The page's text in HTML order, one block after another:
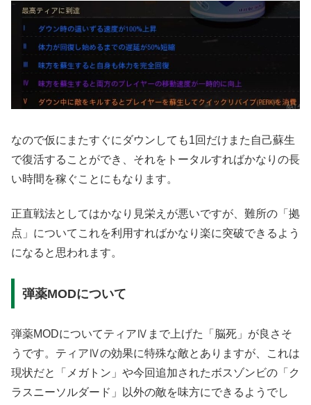
なので仮にまたすぐにダウンしても1回だけまた自己蘇生
で復活することができ、それをトータルすればかなりの長
い時間を稼ぐことにもなります。
正直戦法としてはかなり見栄えが悪いですが、難所の「拠
点」についてこれを利用すればかなり楽に突破できるよう
になると思われます。
弾薬MODについて
弾薬MODについてティアⅣまで上げた「脳死」が良さそ
うです。ティアⅣの効果に特殊な敵とありますが、これは
現状だと「メガトン」や今回追加されたボスゾンビの「ク
ラスニーソルダード」以外の敵を味方にできるようでし